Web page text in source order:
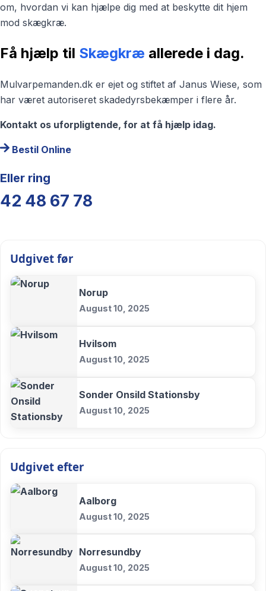
om, hvordan vi kan hjælpe dig med at beskytte dit hjem
mod skægkræ.
Få hjælp til Skægkræ allerede i dag.
Mulvarpemanden.dk er ejet og stiftet af Janus Wiese, som
har været autoriseret skadedyrsbekæmper i flere år.
Kontakt os uforpligtende, for at få hjælp idag.
Bestil Online
Eller ring
42 48 67 78
Udgivet før
Norup
August 10, 2025
Hvilsom
August 10, 2025
Sonder Onsild Stationsby
August 10, 2025
Udgivet efter
Aalborg
August 10, 2025
Norresundby
August 10, 2025